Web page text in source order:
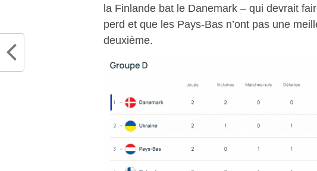
la Finlande bat le Danemark – qui devrait
perd et que les Pays-Bas n’ont pas une
deuxième.